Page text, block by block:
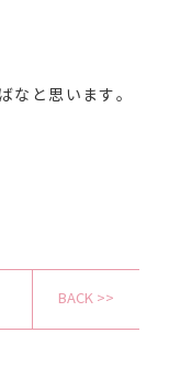
なと思います。
BACK >>